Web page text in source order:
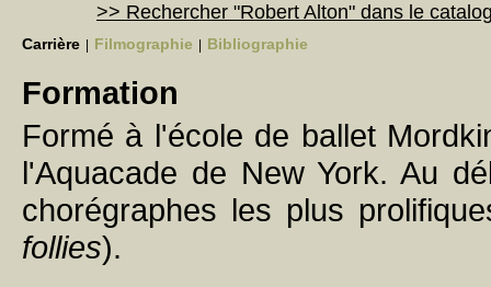
>> Rechercher "Robert Alton" dans le
Carrière Filmographie Bibliographie
Formation
Formé à l'école de ballet
l'Aquacade de New York. Au
chorégraphes les plus
follies).